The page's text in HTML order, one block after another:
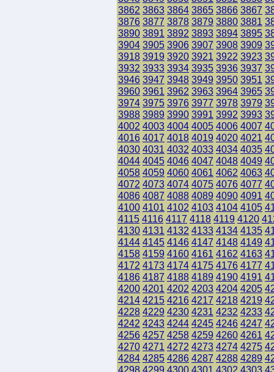
3862 3863 3864 3865 3866 3867
3876 3877 3878 3879 3880 3881
3890 3891 3892 3893 3894 3895
3904 3905 3906 3907 3908 3909
3918 3919 3920 3921 3922 3923
3932 3933 3934 3935 3936 3937
3946 3947 3948 3949 3950 3951
3960 3961 3962 3963 3964 3965
3974 3975 3976 3977 3978 3979
3988 3989 3990 3991 3992 3993
4002 4003 4004 4005 4006 4007
4016 4017 4018 4019 4020 4021
4030 4031 4032 4033 4034 4035
4044 4045 4046 4047 4048 4049
4058 4059 4060 4061 4062 4063
4072 4073 4074 4075 4076 4077
4086 4087 4088 4089 4090 4091
4100 4101 4102 4103 4104 4105
4115 4116 4117 4118 4119 4120
4130 4131 4132 4133 4134 4135
4144 4145 4146 4147 4148 4149
4158 4159 4160 4161 4162 4163
4172 4173 4174 4175 4176 4177
4186 4187 4188 4189 4190 4191
4200 4201 4202 4203 4204 4205
4214 4215 4216 4217 4218 4219
4228 4229 4230 4231 4232 4233
4242 4243 4244 4245 4246 4247
4256 4257 4258 4259 4260 4261
4270 4271 4272 4273 4274 4275
4284 4285 4286 4287 4288 4289
4298 4299 4300 4301 4302 4303